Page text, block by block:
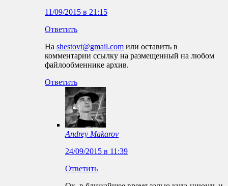
11/09/2015 в 21:15
Ответить
На shestovt@gmail.com или оставить в
комментарии ссылку на размещенный на любом
файлообменнике архив.
Ответить
Andrey Makarov
24/09/2015 в 11:39
Ответить